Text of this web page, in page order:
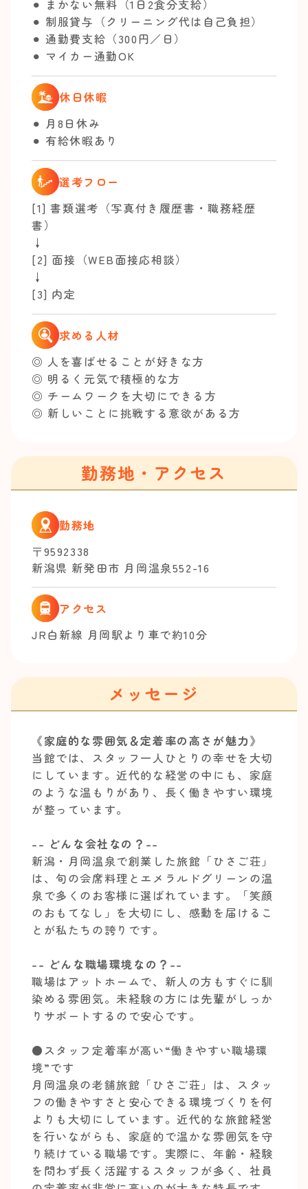
⚫︎ まかない無料（1日2食分支給）
⚫︎ 制服貸与（クリーニング代は自己負担）
⚫︎ 通勤費支給（300円／日）
⚫︎ マイカー通勤OK
休日休暇
⚫︎ 月8日休み
⚫︎ 有給休暇あり
選考フロー
[1] 書類選考（写真付き履歴書・職務経歴
書）
↓
[2] 面接（WEB面接応相談）
↓
[3] 内定
求める人材
◎ 人を喜ばせることが好きな方
◎ 明るく元気で積極的な方
◎ チームワークを大切にできる方
◎ 新しいことに挑戦する意欲がある方
勤務地・アクセス
勤務地
〒9592338
新潟県 新発田市 月岡温泉552-16
アクセス
JR白新線 月岡駅より車で約10分
メッセージ
《家庭的な雰囲気＆定着率の高さが魅力》
当館では、スタッフ一人ひとりの幸せを大切
にしています。近代的な経営の中にも、家庭
のような温もりがあり、長く働きやすい環境
が整っています。
-- どんな会社なの？--
新潟・月岡温泉で創業した旅館「ひさご荘」
は、旬の会席料理とエメラルドグリーンの温
泉で多くのお客様に選ばれています。「笑顔
のおもてなし」を大切にし、感動を届けるこ
とが私たちの誇りです。
-- どんな職場環境なの？--
職場はアットホームで、新人の方もすぐに馴
染める雰囲気。未経験の方には先輩がしっか
りサポートするので安心です。
●スタッフ定着率が高い“働きやすい職場環
境”です
月岡温泉の老舗旅館「ひさご荘」は、スタッ
フの働きやすさと安心できる環境づくりを何
よりも大切にしています。近代的な旅館経営
を行いながらも、家庭的で温かな雰囲気を守
り続けている職場です。実際に、年齢・経験
を問わず長く活躍するスタッフが多く、社員